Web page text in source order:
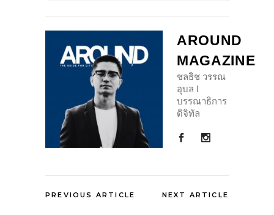
AROUND
MAGAZINE
ชลธิช วรรณ
อุบล I
บรรณาธิการ
ดิจิทัล
PREVIOUS ARTICLE NEXT ARTICLE